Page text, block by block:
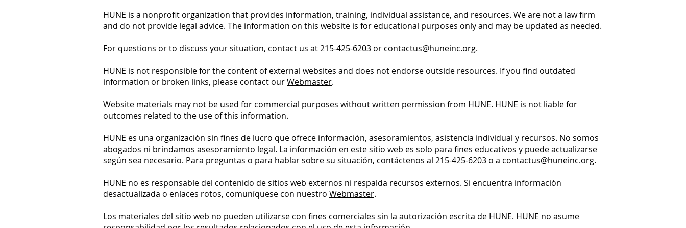
HUNE is a nonprofit organization that provides information, training, individual assistance, and resources. We are not a law firm
and do not provide legal advice. The information on this website is for educational purposes only and may be updated as needed.
For questions or to discuss your situation, contact us at 215-425-6203 or contactus@huneinc.org.
HUNE is not responsible for the content of external websites and does not endorse outside resources. If you find outdated
information or broken links, please contact ourWebmaster.
Website materials may not be used for commercial purposes without written permission from HUNE. HUNE is not liable for
outcomes related to the use of this information.
HUNE es una organización sin fines de lucro que ofrece información, asesoramientos, asistencia individual y recursos. No somos
abogados ni brindamos asesoramiento legal. La información en este sitio web es solo para fines educativos y puede actualizarse
según sea necesario. Para preguntas o para hablar sobre su situación, contáctenos al 215-425-6203 o a contactus@huneinc.org.
HUNE no es responsable del contenido de sitios web externos ni respalda recursos externos. Si encuentra información
desactualizada o enlaces rotos, comuníquese con nuestro Webmaster.
Los materiales del sitio web no pueden utilizarse con fines comerciales sin la autorización escrita de HUNE. HUNE no asume